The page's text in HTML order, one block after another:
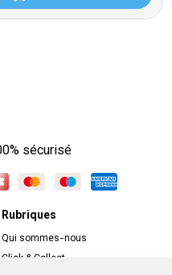
sécurisé
Rubriques
Qui sommes-nous
Click & Collect